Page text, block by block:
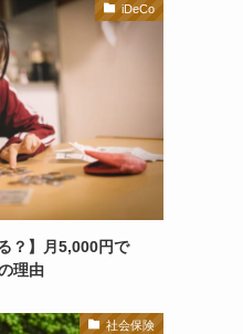
iDeCo
？】月5,000円で
理由
社会保険